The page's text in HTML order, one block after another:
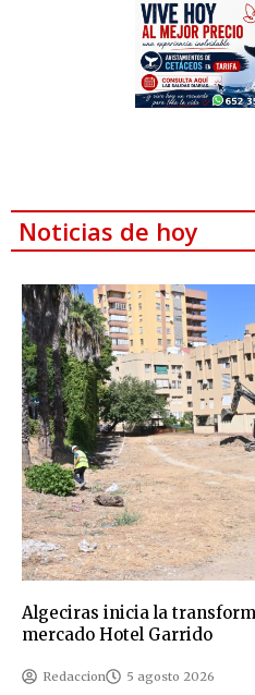
Noticias de hoy
Algeciras inicia la
mercado Hotel Garrido
Redaccion 5 agosto 2026